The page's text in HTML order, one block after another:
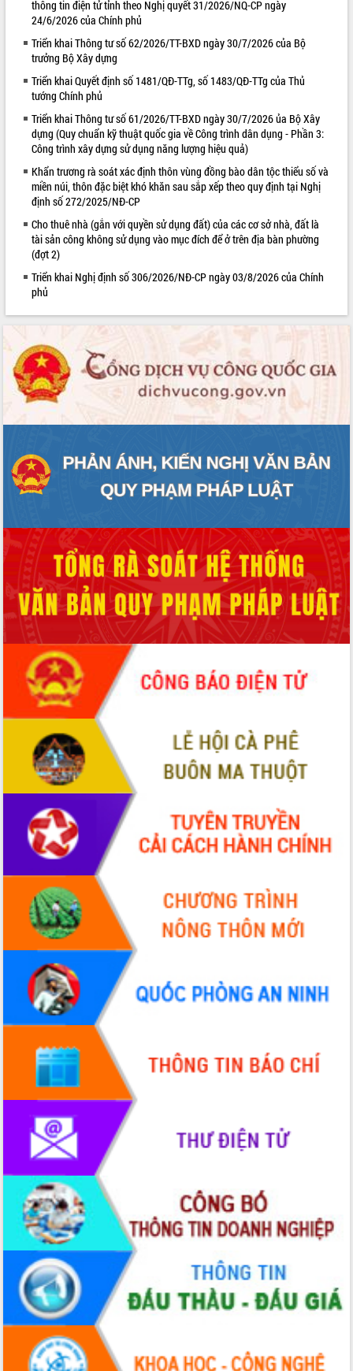
Không có file video nào để phát.
ALBUM ẢNH
LIÊN KẾT WEB
thông tin điện tử tỉnh theo Nghị quyết 31/2026/NQ-CP ngày
24/6/2026 của Chính phủ
Triển khai Thông tư số 62/2026/TT-BXD ngày 30/7/2026 của Bộ
trưởng Bộ Xây dựng
Triển khai Quyết định số 1481/QĐ-TTg, số 1483/QĐ-TTg của Thủ
tướng Chính phủ
Triển khai Thông tư số 61/2026/TT-BXD ngày 30/7/2026 ủa Bộ Xây
dựng (Quy chuẩn kỹ thuật quốc gia về Công trình dân dụng - Phần 3:
Công trình xây dựng sử dụng năng lượng hiệu quả)
Khẩn trương rà soát xác định thôn vùng đồng bào dân tộc thiểu số và
miền núi, thôn đặc biệt khó khăn sau sắp xếp theo quy định tại Nghị
định số 272/2025/NĐ-CP
Cho thuê nhà (gắn với quyền sử dụng đất) của các cơ sở nhà, đất là
tài sản công không sử dụng vào mục đích để ở trên địa bàn phường
(đợt 2)
Triển khai Nghị định số 306/2026/NĐ-CP ngày 03/8/2026 của Chính
phủ